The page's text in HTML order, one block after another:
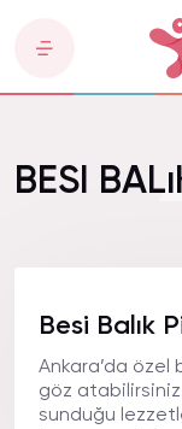
BESI
Besi Balık
Ankara’da özel
göz
sunduğu